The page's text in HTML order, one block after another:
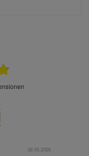
28.05.2026